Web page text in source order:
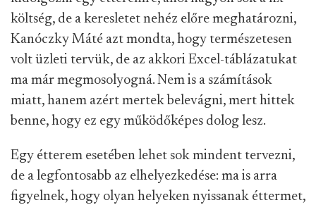
költség, de a keresletet nehéz előre meghatározni,
Kanóczky Máté azt mondta, hogy természetesen
volt üzleti tervük, de az akkori Excel-táblázatukat
ma már megmosolyogná. Nem is a számítások
miatt, hanem azért mertek belevágni, mert hittek
benne, hogy ez egy működőképes dolog lesz.
Egy étterem esetében lehet sok mindent tervezni,
de a legfontosabb az elhelyezkedése: ma is arra
figyelnek, hogy olyan helyeken nyissanak éttermet,